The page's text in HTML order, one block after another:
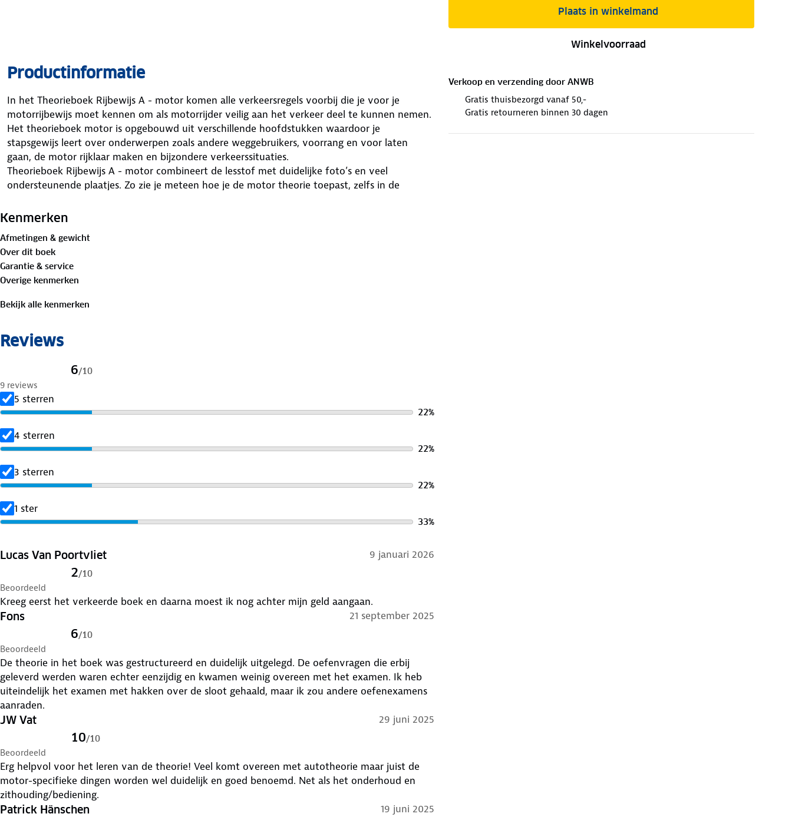
Plaats in winkelmand
Winkelvoorraad
Verkoop en verzending door ANWB
Gratis thuisbezorgd vanaf 50,-
Gratis retourneren binnen 30 dagen
Productinformatie
In het Theorieboek Rijbewijs A - motor komen alle verkeersregels voorbij die je voor je
motorrijbewijs moet kennen om als motorrijder veilig aan het verkeer deel te kunnen nemen.
Het theorieboek motor is opgebouwd uit verschillende hoofdstukken waardoor je
stapsgewijs leert over onderwerpen zoals andere weggebruikers, voorrang en voor laten
gaan, de motor rijklaar maken en bijzondere verkeerssituaties.
Theorieboek Rijbewijs A - motor combineert de lesstof met duidelijke foto’s en veel
ondersteunende plaatjes. Zo zie je meteen hoe je de motor theorie toepast, zelfs in de
het bijbehorende Oefenboek Rijbewijs A, met daarin 8 motor theorie examens, bestaande uit
De examens in de online omgeving worden aangepast aan het niveau van de cursist. Het
systeem beoordeeld de gemaakte examens en controleert op welk onderdeel de cursist de
meeste fouten heeft gemaakt. Van dit onderdeel krijgt de cursist in het volgende examen
extra vragen.
Talen
De online omgeving is beschikbaar in verschillende talen:
Oekraïens Pashto (Afganistan) Perzisch Pools Portugees Punjabi (India) Roemeens Russisch
Kenmerken
Afmetingen & gewicht
Over dit boek
Garantie & service
Overige kenmerken
Bekijk alle kenmerken
Reviews
6/10
9 reviews
5 sterren
22%
4 sterren
22%
3 sterren
22%
1 ster
33%
Lucas Van Poortvliet 9 januari 2026
2/10
Beoordeeld
Kreeg eerst het verkeerde boek en daarna moest ik nog achter mijn geld aangaan.
Fons 21 september 2025
6/10
Beoordeeld
De theorie in het boek was gestructureerd en duidelijk uitgelegd. De oefenvragen die erbij
geleverd werden waren echter eenzijdig en kwamen weinig overeen met het examen. Ik heb
uiteindelijk het examen met hakken over de sloot gehaald, maar ik zou andere oefenexamens
aanraden.
JW Vat 29 juni 2025
10/10
Beoordeeld
Erg helpvol voor het leren van de theorie! Veel komt overeen met autotheorie maar juist de
motor-specifieke dingen worden wel duidelijk en goed benoemd. Net als het onderhoud en
zithouding/bediening.
Patrick Hänschen 19 juni 2025